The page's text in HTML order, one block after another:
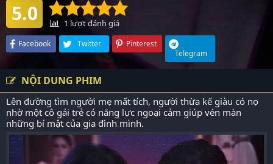
5.0 1 lượt đánh giá
Facebook Twitter
Pinterest
Telegram
NỘI DUNG PHIM
Lên đường tìm người mẹ mất tích, người thừa kế giàu có nọ
nhờ một cô gái trẻ có năng lực ngoại cảm giúp vén màn
những bí mật của gia đình mình.